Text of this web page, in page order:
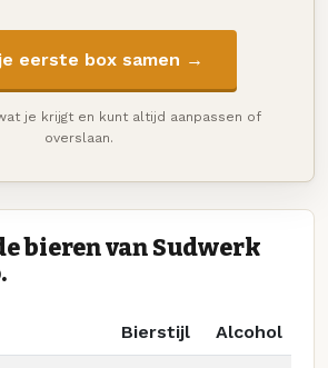
eerste box samen →
je krijgt en kunt altijd aanpassen of
overslaan.
bieren van Sudwerk
Bierstijl Alcohol